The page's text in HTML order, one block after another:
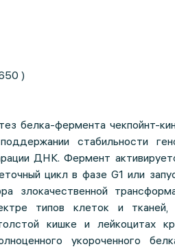
)
белка-фермента чекпойнт-
стабильности
ДНК. Фермент
цикл в фазе G1 или
злокачественной
типов клеток и тканей,
кишке и лейкоцитах
укороченного